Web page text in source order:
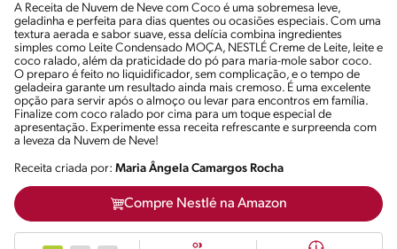
A Receita de Nuvem de Neve com Coco é uma sobremesa leve,
geladinha e perfeita para dias quentes ou ocasiões especiais. Com uma
textura aerada e sabor suave, essa delícia combina ingredientes
simples como Leite Condensado MOÇA, NESTLÉ Creme de Leite, leite e
coco ralado, além da praticidade do pó para maria-mole sabor coco.
O preparo é feito no liquidificador, sem complicação, e o tempo de
geladeira garante um resultado ainda mais cremoso. É uma excelente
opção para servir após o almoço ou levar para encontros em família.
Finalize com coco ralado por cima para um toque especial de
apresentação. Experimente essa receita refrescante e surpreenda com
a leveza da Nuvem de Neve!
Receita criada por: Maria Ângela Camargos Rocha
Compre Nestlé na Amazon